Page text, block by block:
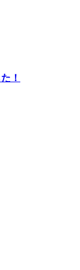
！